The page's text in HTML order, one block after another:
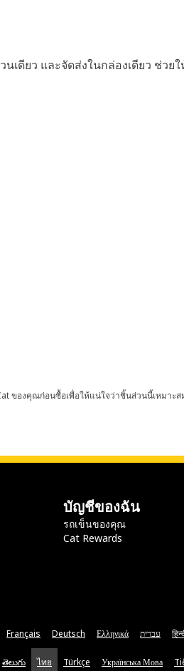
ดียว และจัดส่งในกล่องเดียว ช่วย
ของคุณก่อนซื้อเพื่อให้แน่ใจว่าชิ้นส่วนนี้เหมาะ
บัญชีของฉัน
รถเข็นของคุณ
Cat Rewards
Français Deutsch Ελληνικά עברית
తెలుగు ไทย Türkçe Українська Мова